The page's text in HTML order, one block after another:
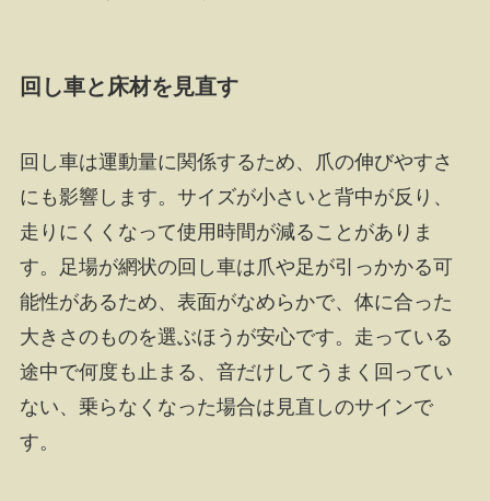
回し車と床材を見直す
回し車は運動量に関係するため、爪の伸びやすさ
にも影響します。サイズが小さいと背中が反り、
走りにくくなって使用時間が減ることがありま
す。足場が網状の回し車は爪や足が引っかかる可
能性があるため、表面がなめらかで、体に合った
大きさのものを選ぶほうが安心です。走っている
途中で何度も止まる、音だけしてうまく回ってい
ない、乗らなくなった場合は見直しのサインで
す。